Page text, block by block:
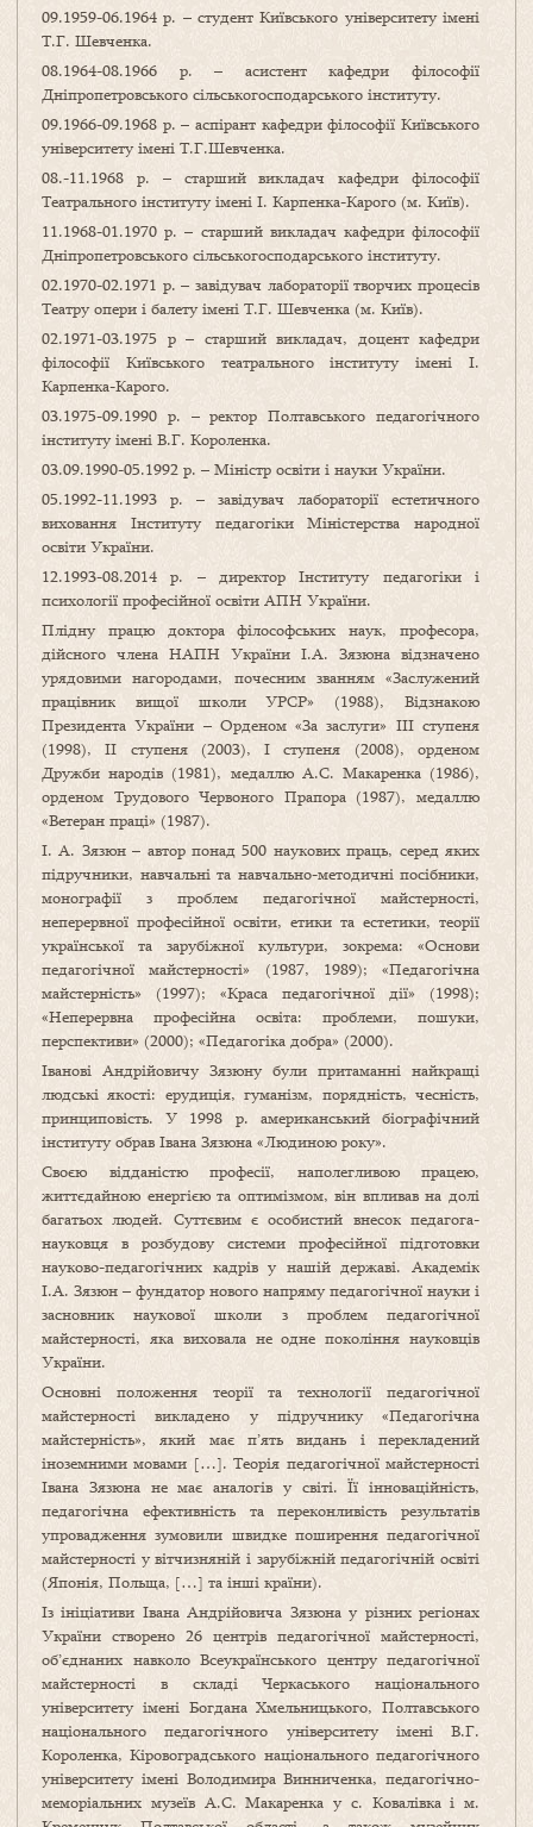
09.1959-06.1964 р. – студент Київського університету імені
Т.Г. Шевченка.
08.1964-08.1966 р. – асистент кафедри філософії
Дніпропетровського сільськогосподарського інституту.
09.1966-09.1968 р. – аспірант кафедри філософії Київського
університету імені Т.Г.Шевченка.
08.-11.1968 р. – старший викладач кафедри філософії
Театрального інституту імені І. Карпенка-Карого (м. Київ).
11.1968-01.1970 р. – старший викладач кафедри філософії
Дніпропетровського сільськогосподарського інституту.
02.1970-02.1971 р. – завідувач лабораторії творчих процесів
Театру опери і балету імені Т.Г. Шевченка (м. Київ).
02.1971-03.1975 р – старший викладач, доцент кафедри
філософії Київського театрального інституту імені І.
Карпенка-Карого.
03.1975-09.1990 р. – ректор Полтавського педагогічного
інституту імені В.Г. Короленка.
03.09.1990-05.1992 р. – Міністр освіти і науки України.
05.1992-11.1993 р. – завідувач лабораторії естетичного
виховання Інституту педагогіки Міністерства народної
освіти України.
12.1993-08.2014 р. – директор Інституту педагогіки і
психології професійної освіти АПН України.
Плідну працю доктора філософських наук, професора,
дійсного члена НАПН України І.А. Зязюна відзначено
урядовими нагородами, почесним званням «Заслужений
працівник вищої школи УРСР» (1988), Відзнакою
Президента України – Орденом «За заслуги» ІІІ ступеня
(1998), ІІ ступеня (2003), І ступеня (2008), орденом
Дружби народів (1981), медаллю А.С. Макаренка (1986),
орденом Трудового Червоного Прапора (1987), медаллю
«Ветеран праці» (1987).
І. А. Зязюн – автор понад 500 наукових праць, серед яких
підручники, навчальні та навчально-методичні посібники,
монографії з проблем педагогічної майстерності,
неперервної професійної освіти, етики та естетики, теорії
української та зарубіжної культури, зокрема: «Основи
педагогічної майстерності» (1987, 1989); «Педагогічна
майстерність» (1997); «Краса педагогічної дії» (1998);
«Неперервна професійна освіта: проблеми, пошуки,
перспективи» (2000); «Педагогіка добра» (2000).
Іванові Андрійовичу Зязюну були притаманні найкращі
людські якості: ерудиція, гуманізм, порядність, чесність,
принциповість. У 1998 р. американський біографічний
інституту обрав Івана Зязюна «Людиною року».
Своєю відданістю професії, наполегливою працею,
життєдайною енергією та оптимізмом, він впливав на долі
багатьох людей. Суттєвим є особистий внесок педагога-
науковця в розбудову системи професійної підготовки
науково-педагогічних кадрів у нашій державі. Академік
І.А. Зязюн – фундатор нового напряму педагогічної науки і
засновник наукової школи з проблем педагогічної
майстерності, яка виховала не одне покоління науковців
України.
Основні положення теорії та технології педагогічної
майстерності викладено у підручнику «Педагогічна
майстерність», який має п’ять видань і перекладений
іноземними мовами […]. Теорія педагогічної майстерності
Івана Зязюна не має аналогів у світі. Її інноваційність,
педагогічна ефективність та переконливість результатів
упровадження зумовили швидке поширення педагогічної
майстерності у вітчизняній і зарубіжній педагогічній освіті
(Японія, Польща, […] та інші країни).
Із ініціативи Івана Андрійовича Зязюна у різних регіонах
України створено 26 центрів педагогічної майстерності,
об’єднаних навколо Всеукраїнського центру педагогічної
майстерності в складі Черкаського національного
університету імені Богдана Хмельницького, Полтавського
національного педагогічного університету імені В.Г.
Короленка, Кіровоградського національного педагогічного
університету імені Володимира Винниченка, педагогічно-
меморіальних музеїв А.С. Макаренка у с. Ковалівка і м.